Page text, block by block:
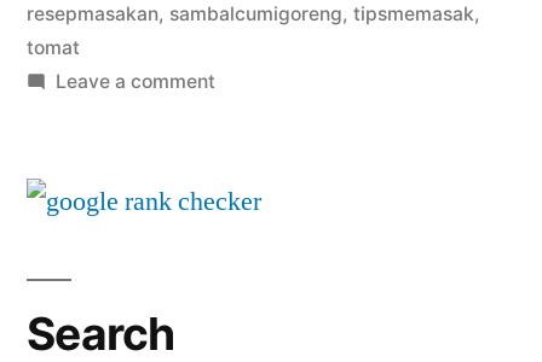
resepmasakan, sambalcumigoreng, tipsmemasak,
tomat
Leave a commenton
Resep
Search